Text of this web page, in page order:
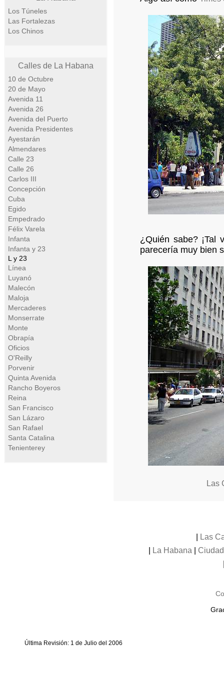
Los Túneles
Las Fortalezas
Los Chinos
Calles de La Habana
10 de Octubre
20 de Mayo
Avenida 11
Avenida 26
Avenida del Puerto
Avenida Presidentes
Ayestarán
Almendares
Calle 23
Calle 26
Carlos III
Concepción
Cuba
Egido
Empedrado
Félix Varela
Infanta
Infanta y 23
L y 23
Línea
Luyanó
Malecón
Maloja
Mercaderes
Monserrate
Monte
Obrapía
Oficios
O'Reilly
Porvenir
Quinta Avenida
Rancho Boyeros
Reina
San Francisco
San Lázaro
San Rafael
Santa Catalina
Tenienterey
¿Quién sabe? ¡Tal
parecería muy bien
Las
Las
La Habana
Última Revisión: 1 de Julio del 2006